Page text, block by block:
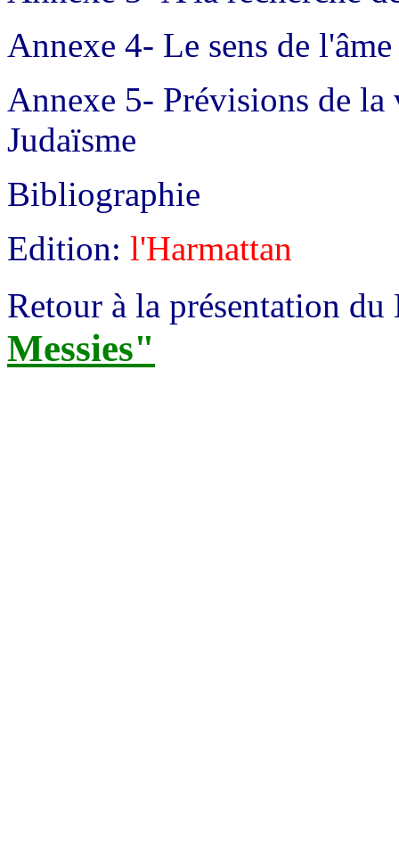
Annexe 4- Le sens de
Annexe 5- Prévisions de la
Judaïsme
Bibliographie
Edition: l'Harmattan
Retour à la présentation
Messies"